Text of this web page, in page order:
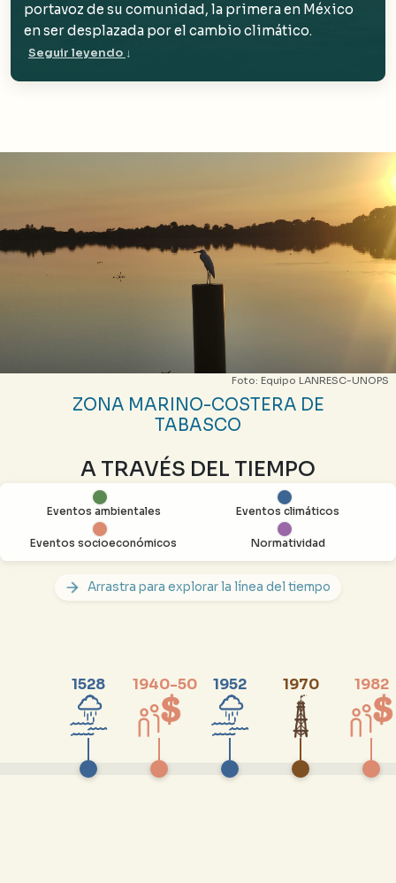
portavoz de su comunidad, la primera en México
en ser desplazada por el cambio climático.
Seguir leyendo ↓
Foto: Equipo LANRESC-UNOPS
ZONA MARINO-COSTERA DE
TABASCO
A TRAVÉS DEL TIEMPO
Eventos ambientales Eventos climáticos
Eventos socioeconómicos Normatividad
Arrastra para explorar la línea del tiempo
1528 1940-50 1952 1970 1982